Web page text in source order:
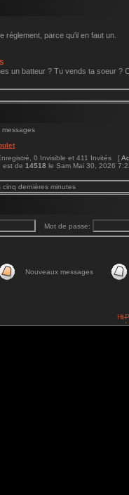
réglement, parce qu'il en faut un.
un batteur ? Tu vends ta soeur ?
messages
0 Invisible et 411 Invités [
est de 14518 le Sam Mai 30, 2026
dernières minutes
Mot de passe:
Nouveaux messages